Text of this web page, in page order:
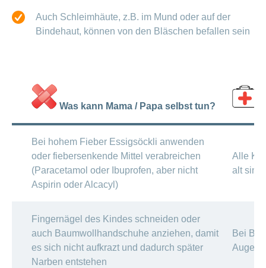
Auch Schleimhäute, z.B. im Mund oder auf der
Bindehaut, können von den Bläschen befallen sein
Was kann Mama / Papa selbst tun?
Bei hohem Fieber Essigsöckli anwenden
oder fiebersenkende Mittel verabreichen
(Paracetamol oder Ibuprofen, aber nicht
Aspirin oder Alcacyl)
Alle
alt
Fingernägel des Kindes schneiden oder
auch Baumwollhandschuhe anziehen, damit
es sich nicht aufkrazt und dadurch später
Narben entstehen
Bei